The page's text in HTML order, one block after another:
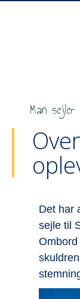
Man
Det har
sejle til